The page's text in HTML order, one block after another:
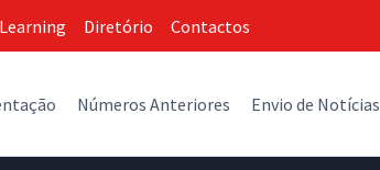
Diretório Contactos
Números Anteriores Envio de Notícias